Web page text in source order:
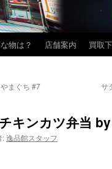
物は？ 店舗案内 買取
まぐち #7
サ
キンカツ弁当
:逸品館スタッフ